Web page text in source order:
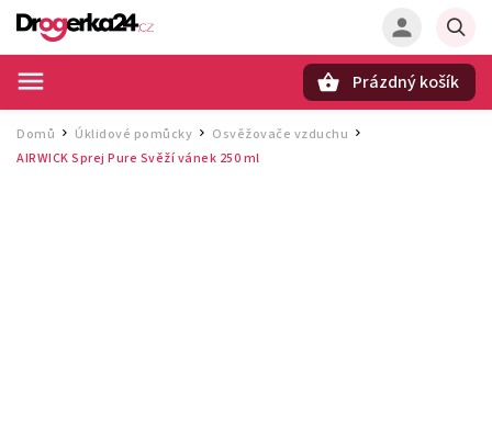
Prázdný košík
Domů / Úklidové pomůcky / Osvěžovače vzduchu /
AIRWICK Sprej Pure Svěží vánek 250 ml